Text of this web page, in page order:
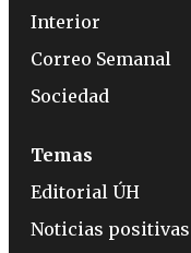
Interior
Correo Semanal
Sociedad
Temas
Editorial ÚH
Noticias positivas